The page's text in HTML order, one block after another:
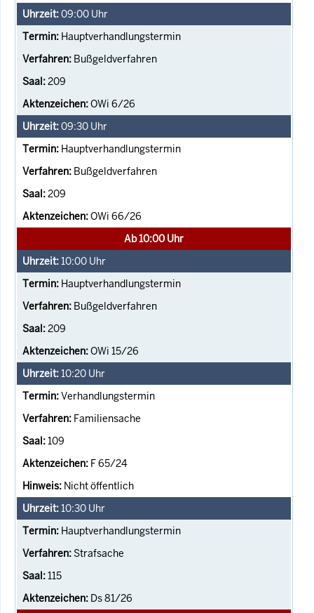
09:00 Uhr
Hauptverhandlungstermin
Bußgeldverfahren
209
OWi 6/26
09:30 Uhr
Hauptverhandlungstermin
Bußgeldverfahren
209
OWi 66/26
Ab 10:00 Uhr
10:00 Uhr
Hauptverhandlungstermin
Bußgeldverfahren
209
OWi 15/26
10:20 Uhr
Verhandlungstermin
Familiensache
109
F 65/24
Nicht öffentlich
10:30 Uhr
Hauptverhandlungstermin
Strafsache
115
Ds 81/26